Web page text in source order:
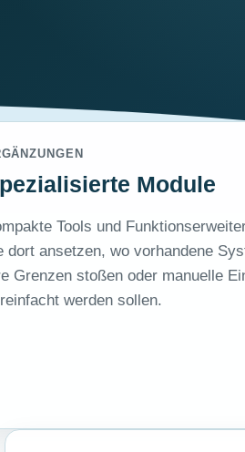
Module
Tools und
dort ansetzen, wo vorhandene
Grenzen stoßen oder manuelle
werden sollen.